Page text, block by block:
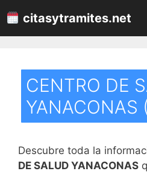
al
contenido
citasytramites.net
CENTRO DE
YANACONAS
Descubre toda la
DE SALUD YANACONAS